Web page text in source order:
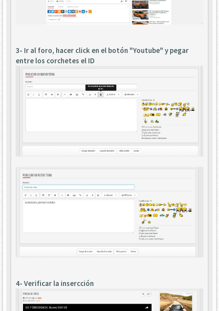
3- Ir al foro, hacer click en el botón "Youtube" y pegar
entre los corchetes el ID
4- Verificar la insercción